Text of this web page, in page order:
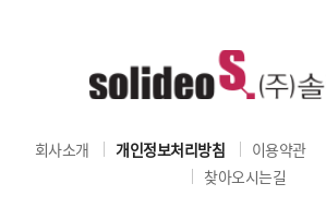
회사소개 개인정보처리방침 이용약관
찾아오시는길